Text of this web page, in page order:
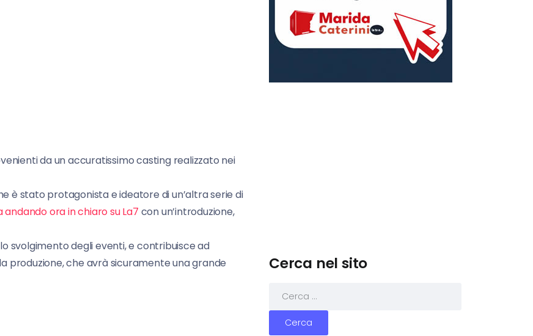
da un accuratissimo casting realizzato nei
è stato protagonista e ideatore di un’altra serie di
andando ora in chiaro su La7 con un’introduzione,
svolgimento degli eventi, e contribuisce ad
produzione, che avrà sicuramente una grande
Cerca nel sito